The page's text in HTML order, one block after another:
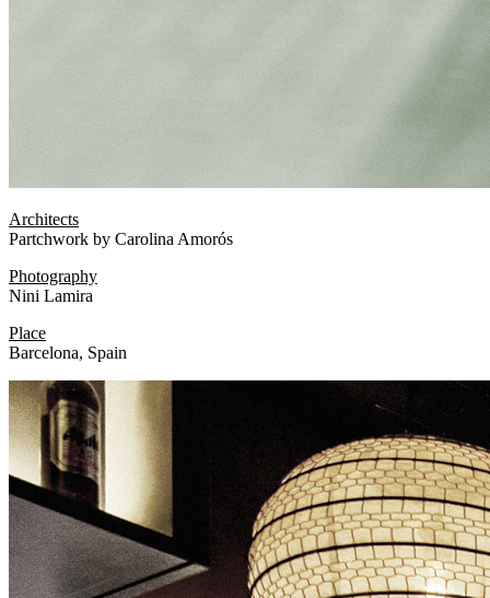
Architects
Partchwork by Carolina Amorós
Photography
Nini Lamira
Place
Barcelona, Spain